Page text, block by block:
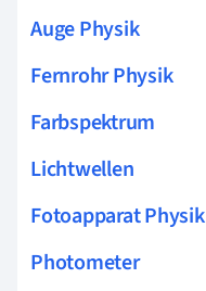
Auge Physik
Fernrohr Physik
Farbspektrum
Lichtwellen
Fotoapparat Physik
Photometer